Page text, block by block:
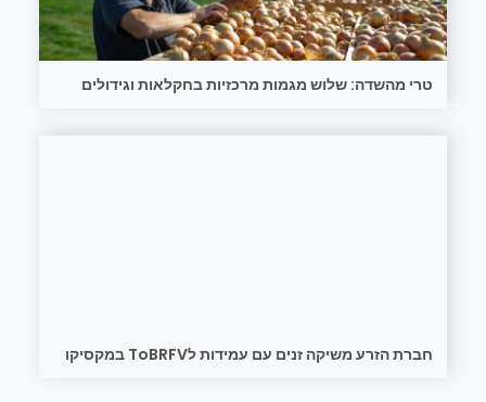
טרי מהשדה: שלוש מגמות מרכזיות בחקלאות וגידולים
חברת הזרע משיקה זנים עם עמידות לToBRFV במקסיקו